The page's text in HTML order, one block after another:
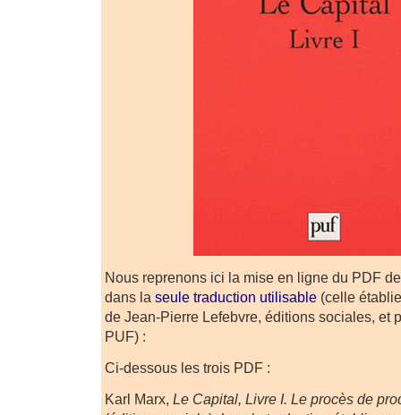
Nous reprenons ici la mise en ligne du PDF
dans la seule traduction utilisable (celle
de Jean-Pierre Lefebvre, éditions sociales, et
PUF) :
Ci-dessous les trois PDF :
Karl Marx, Le Capital, Livre I. Le procès de